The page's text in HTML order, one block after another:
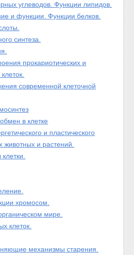
углеводов. Функции липидов.
и функции. Функции белков.
синтеза.
прокариотических и
современной клеточной
в клетке
и пластического
животных и растений.
хромосом.
мире.
клеток.
механизмы старения.